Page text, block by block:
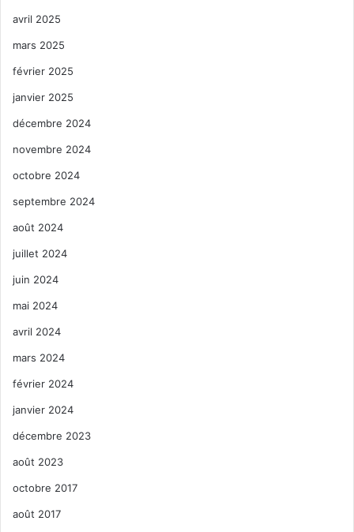
avril 2025
mars 2025
février 2025
janvier 2025
décembre 2024
novembre 2024
octobre 2024
septembre 2024
août 2024
juillet 2024
juin 2024
mai 2024
avril 2024
mars 2024
février 2024
janvier 2024
décembre 2023
août 2023
octobre 2017
août 2017